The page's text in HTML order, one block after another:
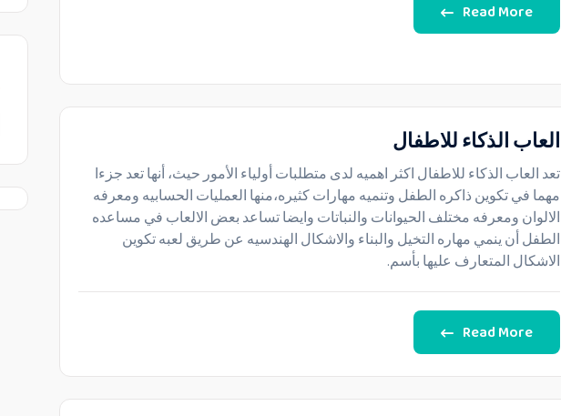
Read More
العاب الذكاء للاطفال
تعد العاب الذكاء للاطفال اكثر اهميه لدى متطلبات أولياء الأمور حيث، أنها تعد جزءا
مهما في تكوين ذاكره الطفل وتنميه مهارات كثيره،منها العمليات الحسابيه ومعرفه
الالوان ومعرفه مختلف الحيوانات والنباتات وايضا تساعد بعض الالعاب في مساعده
الطفل أن ينمي مهاره التخيل والبناء والاشكال الهندسيه عن طريق لعبه تكوين
الاشكال المتعارف عليها بأسم.
Read More